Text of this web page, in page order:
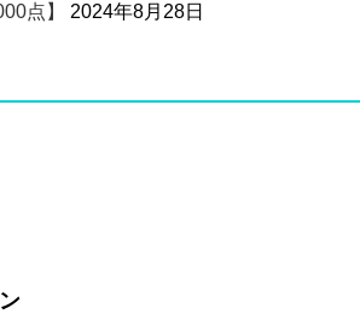
点】
2024年8月28日